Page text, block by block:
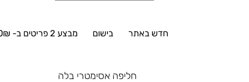
חדש באתר בישום מבצע 2 פריטים ב- 160₪
חליפה אסימטרי בלה